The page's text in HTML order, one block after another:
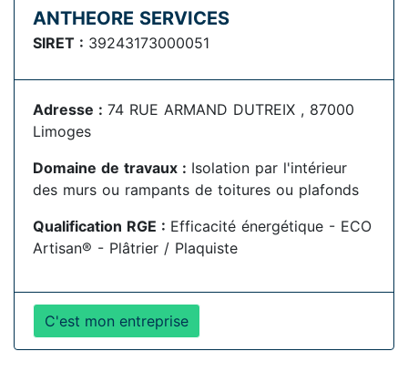
ANTHEORE SERVICES
SIRET : 39243173000051
Adresse : 74 RUE ARMAND DUTREIX , 87000
Limoges
Domaine de travaux : Isolation par l'intérieur
des murs ou rampants de toitures ou plafonds
Qualification RGE : Efficacité énergétique - ECO
Artisan® - Plâtrier / Plaquiste
C'est mon entreprise